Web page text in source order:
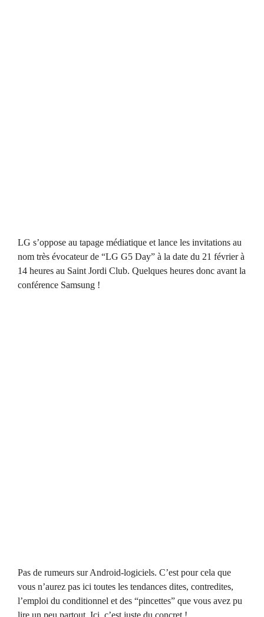
LG s’oppose au tapage médiatique et lance les invitations au
nom très évocateur de “LG G5 Day” à la date du 21 février à
14 heures au Saint Jordi Club. Quelques heures donc avant la
conférence Samsung !
Pas de rumeurs sur Android-logiciels. C’est pour cela que
vous n’aurez pas ici toutes les tendances dites, contredites,
l’emploi du conditionnel et des “pincettes” que vous avez pu
lire un peu partout. Ici, c’est juste du concret !